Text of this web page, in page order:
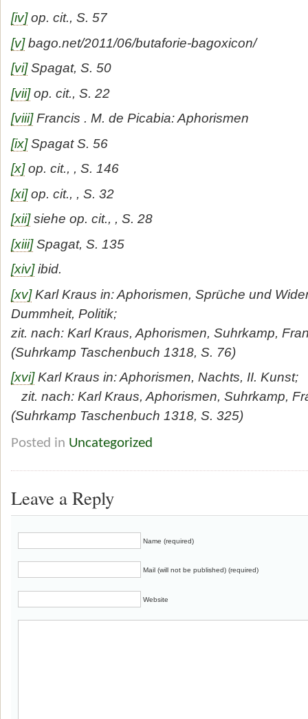
[iv]op. cit., S. 57
[v]bago.net/2011/06/butaforie-bagoxicon/
[vi]Spagat, S. 50
[vii]op. cit., S. 22
[viii]Francis . M. de Picabia: Aphorismen
[ix]Spagat S. 56
[x]op. cit., , S. 146
[xi]op. cit., , S. 32
[xii]siehe op. cit., , S. 28
[xiii]Spagat, S. 135
[xiv]ibid.
[xv]Karl Kraus in: Aphorismen, Sprüche und
Dummheit, Politik;
zit. nach: Karl Kraus, Aphorismen, Suhrkamp,
(Suhrkamp Taschenbuch 1318, S. 76)
[xvi]Karl Kraus in: Aphorismen, Nachts, II. Kunst;
zit. nach: Karl Kraus, Aphorismen, Suhrkamp,
(Suhrkamp Taschenbuch 1318, S. 325)
Posted in Uncategorized
Leave a Reply
Name (required)
Mail (will not be published) (required)
Website